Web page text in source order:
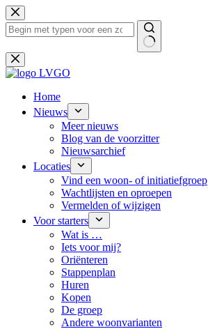
Ga
naar
de
Geen
resultaten
Home
Nieuws
Meer nieuws
Blog van de voorzitter
Nieuwsarchief
Locaties
Vind een woon- of initiatiefgroep
Wachtlijsten en oproepen
Vermelden of wijzigen
Voor starters
Wat is …
Iets voor mij?
Oriënteren
Stappenplan
Huren
Kopen
De groep
Andere woonvarianten